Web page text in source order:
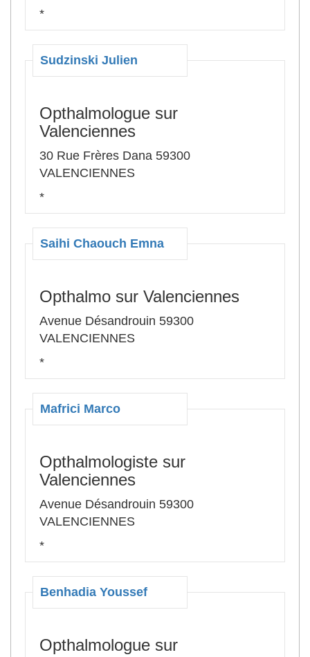
*
Sudzinski Julien
Opthalmologue sur
Valenciennes
30 Rue Frères Dana 59300
VALENCIENNES
*
Saihi Chaouch Emna
Opthalmo sur Valenciennes
Avenue Désandrouin 59300
VALENCIENNES
*
Mafrici Marco
Opthalmologiste sur
Valenciennes
Avenue Désandrouin 59300
VALENCIENNES
*
Benhadia Youssef
Opthalmologue sur